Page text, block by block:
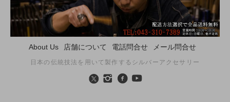
About Us 店舗について 電話問合せ メール問合せ
日本の伝統技法を用いて製作するシルバーアクセサリー